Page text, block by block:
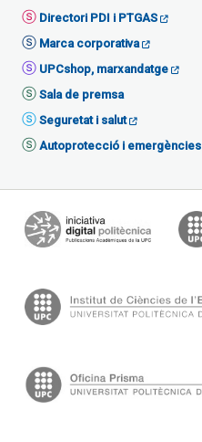
Directori PDI i PTGAS
Marca corporativa
UPCshop, marxandatge
Sala de premsa
Seguretat i salut
Autoprotecció i emergències